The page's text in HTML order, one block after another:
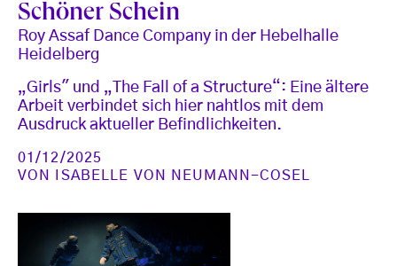
Schöner Schein
Roy Assaf Dance Company in der Hebelhalle
Heidelberg
„Girls" und „The Fall of a Structure“: Eine ältere
Arbeit verbindet sich hier nahtlos mit dem
Ausdruck aktueller Befindlichkeiten.
01/12/2025
VON
ISABELLE VON NEUMANN-COSEL